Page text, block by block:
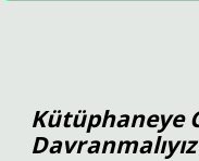
Kütüphaneye
Davranmalıyız